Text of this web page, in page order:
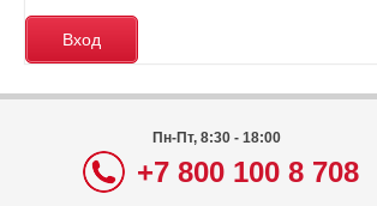
Пн-Пт, 8:30 - 18:00
+7 800 100 8 708